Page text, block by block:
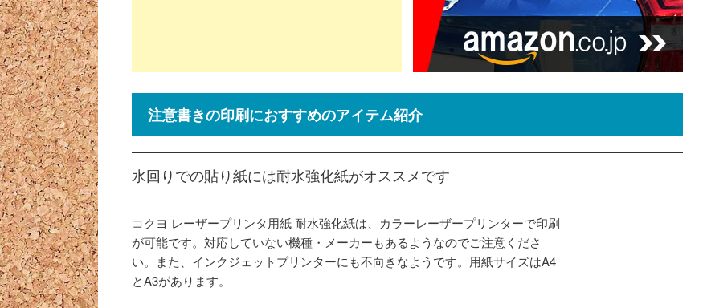
注意書きの印刷におすすめのアイテム紹介
水回りでの貼り紙には耐水強化紙がオススメです
コクヨ レーザープリンタ用紙 耐水強化紙は、カラーレーザープリンターで印刷
が可能です。対応していない機種・メーカーもあるようなのでご注意くださ
い。また、インクジェットプリンターにも不向きなようです。用紙サイズはA4
とA3があります。